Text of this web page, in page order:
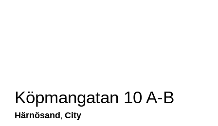
Köpmangatan 10 A-B
Härnösand , City